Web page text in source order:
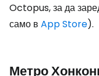
Octopus, за да
само в App Store).
Метро